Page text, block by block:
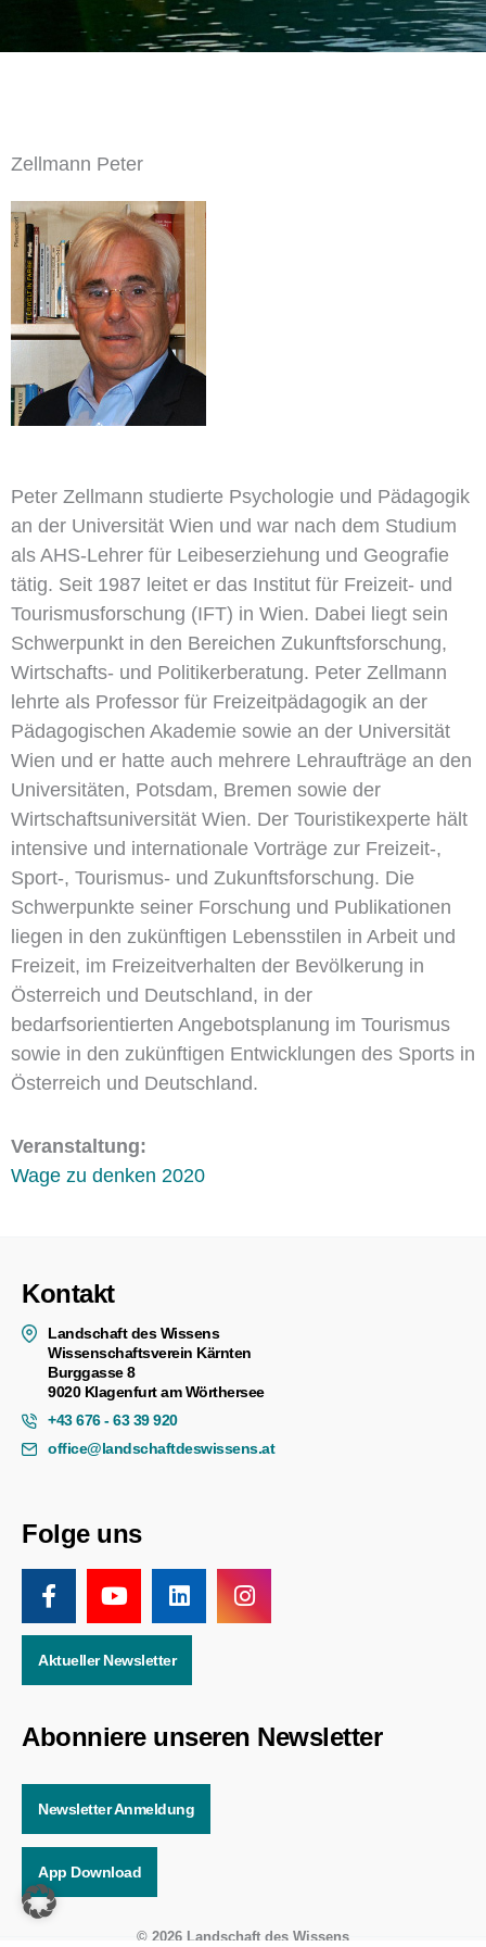
Zellmann Peter
Peter Zellmann studierte Psychologie und Pädagogik
an der Universität Wien und war nach dem Studium
als AHS-Lehrer für Leibeserziehung und Geografie
tätig. Seit 1987 leitet er das Institut für Freizeit- und
Tourismusforschung (IFT) in Wien. Dabei liegt sein
Schwerpunkt in den Bereichen Zukunftsforschung,
Wirtschafts- und Politikerberatung. Peter Zellmann
lehrte als Professor für Freizeitpädagogik an der
Pädagogischen Akademie sowie an der Universität
Wien und er hatte auch mehrere Lehraufträge an den
Universitäten, Potsdam, Bremen sowie der
Wirtschaftsuniversität Wien. Der Touristikexperte hält
intensive und internationale Vorträge zur Freizeit-,
Sport-, Tourismus- und Zukunftsforschung. Die
Schwerpunkte seiner Forschung und Publikationen
liegen in den zukünftigen Lebensstilen in Arbeit und
Freizeit, im Freizeitverhalten der Bevölkerung in
Österreich und Deutschland, in der
bedarfsorientierten Angebotsplanung im Tourismus
sowie in den zukünftigen Entwicklungen des Sports in
Österreich und Deutschland.
Veranstaltung:
Wage zu denken 2020
Kontakt
Landschaft des Wissens
Wissenschaftsverein Kärnten
Burggasse 8
9020 Klagenfurt am Wörthersee
+43 676 - 63 39 920
office@landschaftdeswissens.at
Folge uns
Aktueller Newsletter
Abonniere unseren Newsletter
Newsletter Anmeldung
App Download
© 2026 Landschaft des Wissens